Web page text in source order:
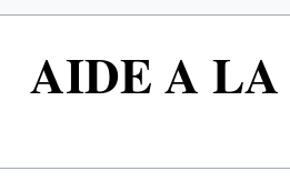
AIDE A